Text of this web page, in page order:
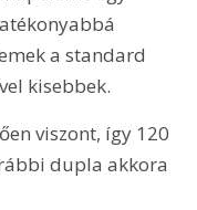
a standard
kisebbek.
viszont, így 120
dupla akkora